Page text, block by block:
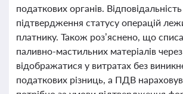
податкових органів. Відповідальність
підтвердження статусу операцій
платнику. Також роз’яснено, що
паливно-мастильних матеріалів
відображатися у витратах без
податкових різниць, а ПДВ